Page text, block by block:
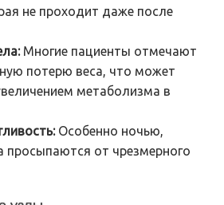
не проходит даже после
Многие пациенты отмечают
потерю веса, что может
метаболизма в
Особенно ночью,
просыпаются от чрезмерного